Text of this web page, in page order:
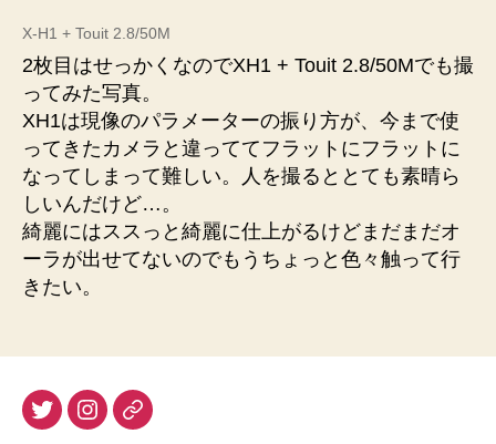
X-H1 + Touit 2.8/50M
2枚目はせっかくなのでXH1 + Touit 2.8/50Mでも撮
ってみた写真。
XH1は現像のパラメーターの振り方が、今まで使
ってきたカメラと違っててフラットにフラットに
なってしまって難しい。人を撮るととても素晴ら
しいんだけど…。
綺麗にはススっと綺麗に仕上がるけどまだまだオ
ーラが出せてないのでもうちょっと色々触って行
きたい。
twitterinstagram
Pixiv